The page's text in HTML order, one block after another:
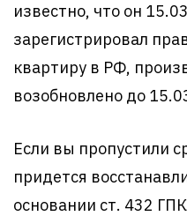
известно, что он
зарегистрировал
квартиру в РФ,
возобновлено до
Если вы пропустили
придется
основании ст. 432